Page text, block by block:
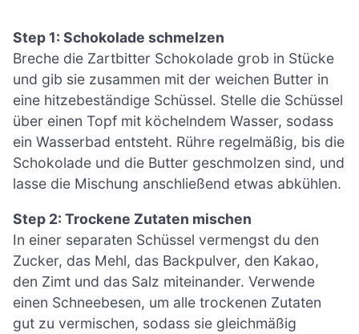
Step 1: Schokolade schmelzen
Breche die Zartbitter Schokolade grob in Stücke
und gib sie zusammen mit der weichen Butter in
eine hitzebeständige Schüssel. Stelle die Schüssel
über einen Topf mit köchelndem Wasser, sodass
ein Wasserbad entsteht. Rühre regelmäßig, bis die
Schokolade und die Butter geschmolzen sind, und
lasse die Mischung anschließend etwas abkühlen.
Step 2: Trockene Zutaten mischen
In einer separaten Schüssel vermengst du den
Zucker, das Mehl, das Backpulver, den Kakao,
den Zimt und das Salz miteinander. Verwende
einen Schneebesen, um alle trockenen Zutaten
gut zu vermischen, sodass sie gleichmäßig